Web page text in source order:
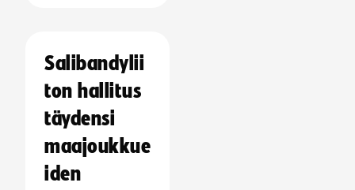
Salibandylii
ton hallitus
täydensi
maajoukkue
iden